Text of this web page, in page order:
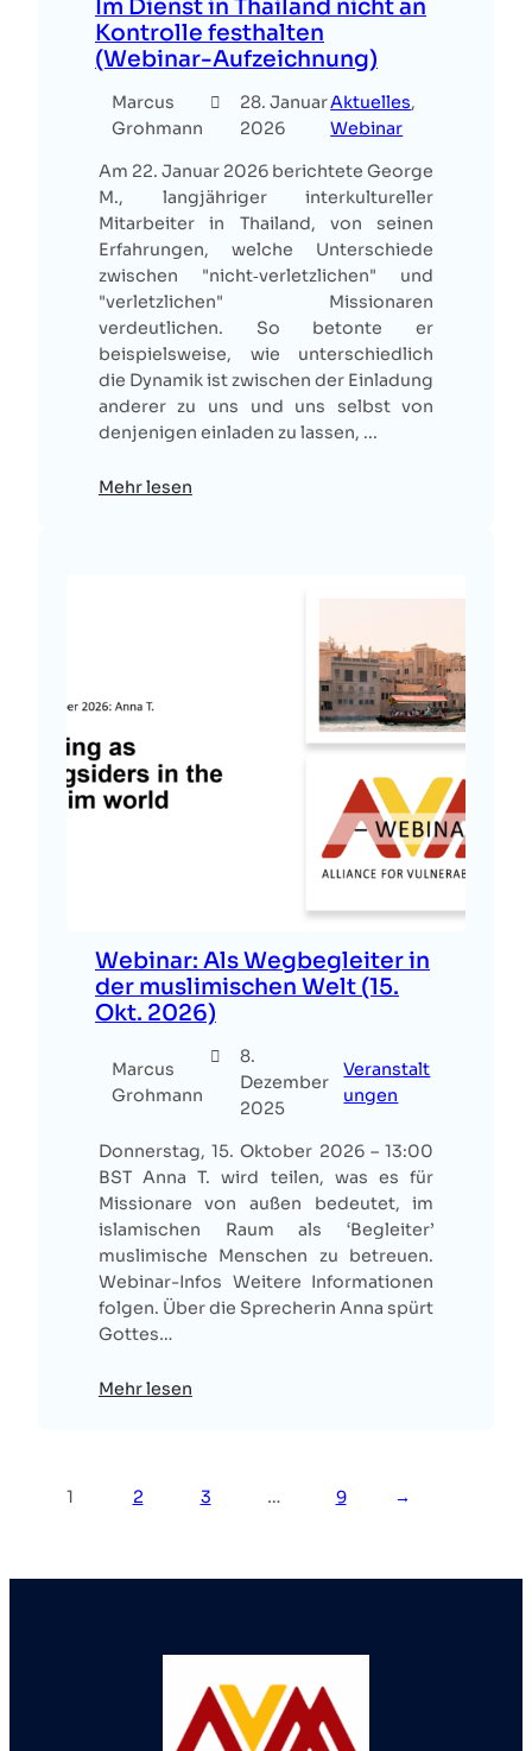
Im Dienst in Thailand nicht an
Kontrolle festhalten
(Webinar-Aufzeichnung)
Marcus
Grohmann
28. Januar
2026
Aktuelles
Webinar
Am 22. Januar 2026 berichtete George
M., langjähriger interkultureller
Mitarbeiter in Thailand, von seinen
Erfahrungen, welche Unterschiede
zwischen "nicht‑verletzlichen" und
"verletzlichen" Missionaren
verdeutlichen. So betonte er
beispielsweise, wie unterschiedlich
die Dynamik ist zwischen der Einladung
anderer zu uns und uns selbst von
denjenigen einladen zu lassen, ...
Mehr lesen
Webinar: Als Wegbegleiter in
der muslimischen Welt (15.
Okt. 2026)
Marcus
Grohmann
8.
Dezember
2025
Veranstalt
ungen
Donnerstag, 15. Oktober 2026 – 13:00
BST Anna T. wird teilen, was es für
Missionare von außen bedeutet, im
islamischen Raum als ‘Begleiter’
muslimische Menschen zu betreuen.
Webinar-Infos Weitere Informationen
folgen. Über die Sprecherin Anna spürt
Gottes…
Mehr lesen
1 2 3 … 9 →